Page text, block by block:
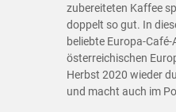
zubereiteten Kaffee
doppelt so gut. In
beliebte Europa-Café-
österreichischen
Herbst 2020 wieder
und macht auch im